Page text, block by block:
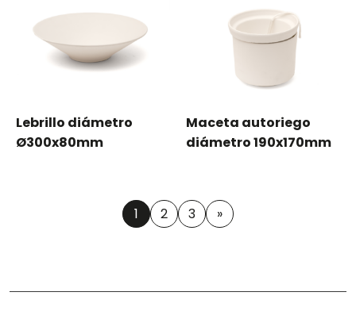
Lebrillo diámetro
Ø300x80mm
Maceta autoriego
diámetro 190x170mm
1 2 3 »